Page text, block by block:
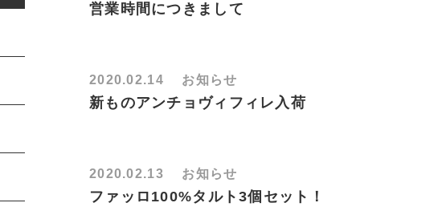
営業時間につきまして
2020.02.14 お知らせ
新ものアンチョヴィフィレ入荷
2020.02.13 お知らせ
ファッロ100%タルト3個セット！